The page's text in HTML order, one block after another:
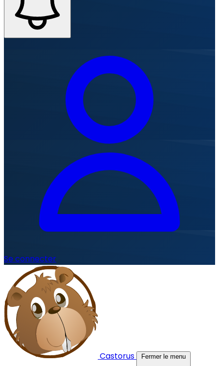
Se connecter
Castorus Fermer le menu